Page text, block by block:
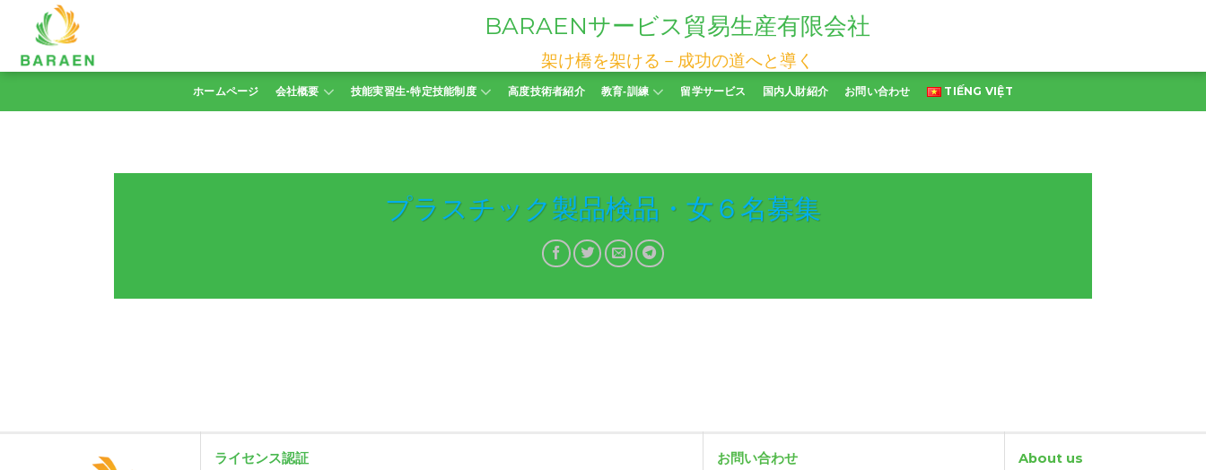
content
BARAENサービス貿易生産有限会社
架け橋を架ける－成功の道へと導く
ホームページ 会社概要 技能実習生-特定技能制度 高度技術者紹介 教育‐訓練 留学サービス 国内人財紹介 お問い合わせ TIẾNG VIỆT
プラスチック製品検品・女６名募集
ライセンス認証 お問い合わせ About us